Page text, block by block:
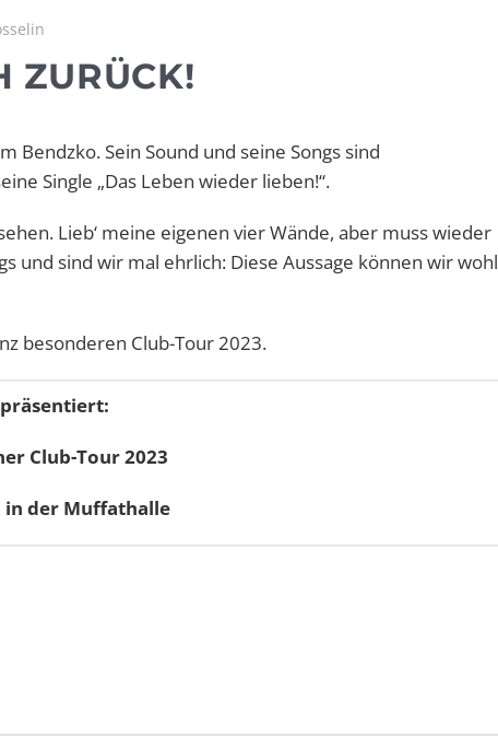
ZURÜCK!
Bendzko. Sein Sound und seine Songs sind
Single „Das Leben wieder lieben!“.
Lieb‘ meine eigenen vier Wände, aber muss wieder
und sind wir mal ehrlich: Diese Aussage können wir wohl
besonderen Club-Tour 2023.
Club-Tour 2023
in der Muffathalle